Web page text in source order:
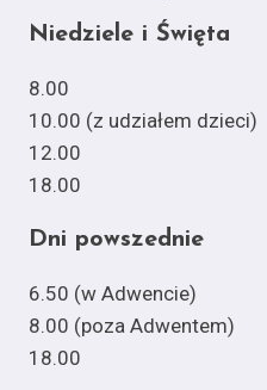
Niedziele i Święta
8.00
10.00 (z udziałem dzieci)
12.00
18.00
Dni powszednie
6.50 (w Adwencie)
8.00 (poza Adwentem)
18.00